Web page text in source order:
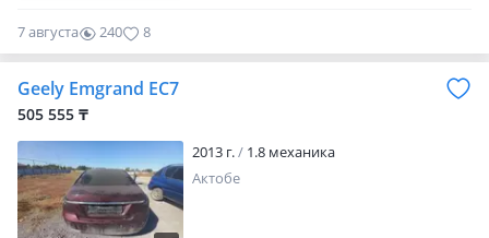
7 августа 240 8
Geely Emgrand EC7
505 555 ₸
2013 г.
1.8 механика
Актобе